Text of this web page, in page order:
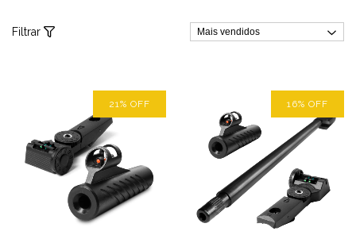
Filtrar
21% OFF 16% OFF